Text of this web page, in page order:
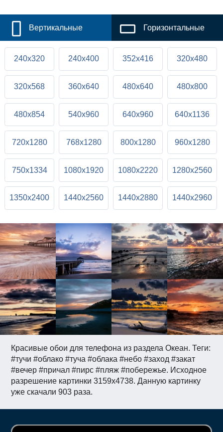
Красивые обои для телефона из раздела Океан. Теги:
#тучи #облако #туча #облака #небо #заход #закат
#вечер #причал #пирс #пляж #побережье. Исходное
разрешение картинки 3159x4738. Данную картинку
уже скачали 903 раза.
Вертикальные Горизонтальные
240x320 240x400 352x416 320x480
320x568 360x640 480x640 480x800
480x854 540x960 640x960 640x1136
720x1280 768x1280 800x1280 960x1280
750x1334 1080x1920 1080x2220 1280x2560
1350x2400 1440x2560 1440x2880 1440x2960